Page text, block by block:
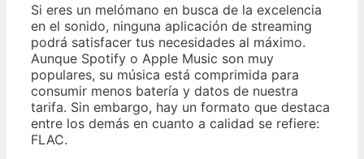
Si eres un melómano en busca de la excelencia
en el sonido, ninguna aplicación de streaming
podrá satisfacer tus necesidades al máximo.
Aunque Spotify o Apple Music son muy
populares, su música está comprimida para
consumir menos batería y datos de nuestra
tarifa. Sin embargo, hay un formato que destaca
entre los demás en cuanto a calidad se refiere:
FLAC.